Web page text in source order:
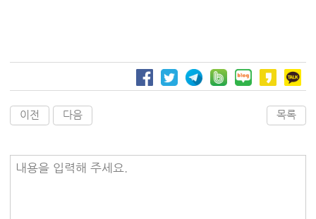
이전 다음 목록
내용을 입력해 주세요.